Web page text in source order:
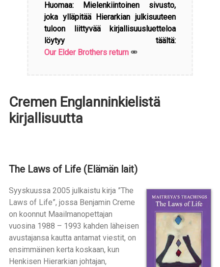
Huomaa: Mielenkiintoinen sivusto,
joka ylläpitää Hierarkian julkisuuteen
tuloon liittyvää kirjallisuusluetteloa
löytyy täältä:
Our Elder Brothers return
Cremen Englanninkielistä
kirjallisuutta
The Laws of Life (Elämän lait)
Syyskuussa 2005 julkaistu kirja ”The
Laws of Life”, jossa Benjamin Creme
on koonnut Maailmanopettajan
vuosina 1988 – 1993 kahden läheisen
avustajansa kautta antamat viestit, on
ensimmäinen kerta koskaan, kun
Henkisen Hierarkian johtajan,